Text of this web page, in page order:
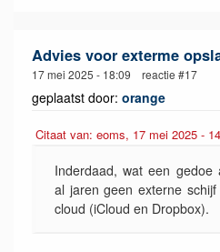
Advies voor exterme
17 mei 2025 - 18:09 reactie #17
geplaatst door: orange
Citaat van: eoms, 17 mei 2025 -
Inderdaad, wat een gedoe
al jaren geen externe
cloud (iCloud en Dropbox).